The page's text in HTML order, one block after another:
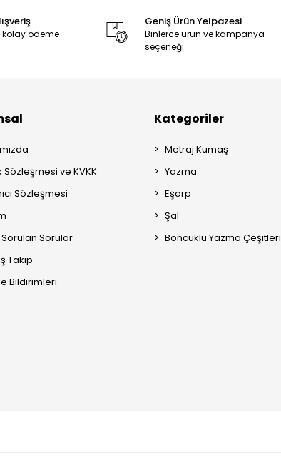
kolay ödeme
Geniş Ürün Yelpazesi
Binlerce ürün ve kampanya
seçeneği
Sözleşmesi ve KVKK
Sözleşmesi
Sorulan Sorular
Takip
Bildirimleri
Kategoriler
Metraj Kumaş
Yazma
Eşarp
Şal
Boncuklu Yazma Çeşitleri